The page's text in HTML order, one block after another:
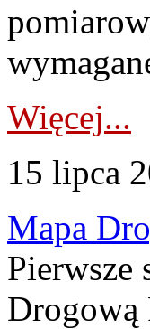
Więcej...
15 lipca
Mapa
Pierwsze
Drogową